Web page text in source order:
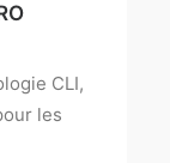
CLI,
les